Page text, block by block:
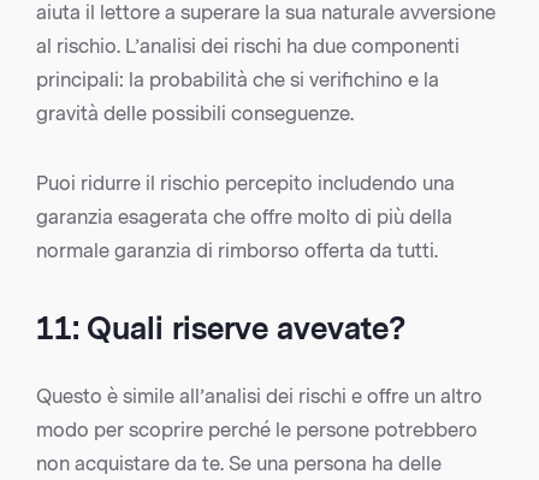
aiuta il lettore a superare la sua naturale avversione
al rischio. L’analisi dei rischi ha due componenti
principali: la probabilità che si verifichino e la
gravità delle possibili conseguenze.
Puoi ridurre il rischio percepito includendo una
garanzia esagerata che offre molto di più della
normale garanzia di rimborso offerta da tutti.
11: Quali riserve avevate?
Questo è simile all’analisi dei rischi e offre un altro
modo per scoprire perché le persone potrebbero
non acquistare da te. Se una persona ha delle